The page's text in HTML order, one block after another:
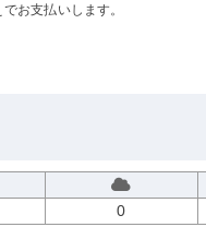
お支払いします。
0